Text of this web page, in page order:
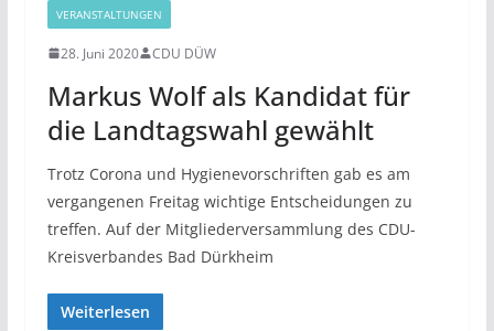
VERANSTALTUNGEN
28. Juni 2020 CDU DÜW
Markus Wolf als Kandidat für
die Landtagswahl gewählt
Trotz Corona und Hygienevorschriften gab es am
vergangenen Freitag wichtige Entscheidungen zu
treffen. Auf der Mitgliederversammlung des CDU-
Kreisverbandes Bad Dürkheim
Weiterlesen